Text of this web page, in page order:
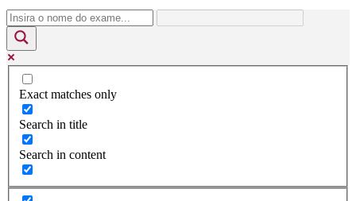
Exact matches only
Search in title
Search in content